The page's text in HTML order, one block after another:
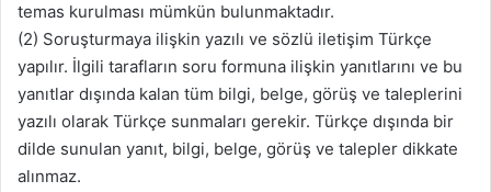
temas kurulması mümkün bulunmaktadır.
(2) Soruşturmaya ilişkin yazılı ve sözlü iletişim Türkçe
yapılır. İlgili tarafların soru formuna ilişkin yanıtlarını ve bu
yanıtlar dışında kalan tüm bilgi, belge, görüş ve taleplerini
yazılı olarak Türkçe sunmaları gerekir. Türkçe dışında bir
dilde sunulan yanıt, bilgi, belge, görüş ve talepler dikkate
alınmaz.